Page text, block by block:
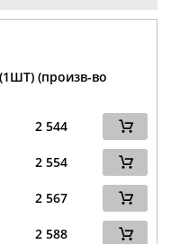
(произв-во
2 544
2 554
2 567
2 588